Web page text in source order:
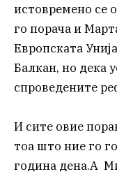
истовремено се
го порача и
Европската
Балкан, но дека
спроведените
И сите овие
тоа што ние го
година дена.А